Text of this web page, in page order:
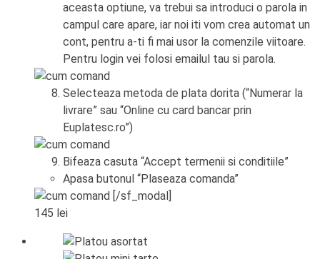
aceasta optiune, va trebui sa introduci o parola in
campul care apare, iar noi iti vom crea automat un
cont, pentru a-ti fi mai usor la comenzile viitoare.
Pentru login vei folosi emailul tau si parola.
Selecteaza metoda de plata dorita (“Numerar la
livrare” sau “Online cu card bancar prin
Euplatesc.ro”)
Bifeaza casuta “Accept termenii si conditiile”
Apasa butonul “Plaseaza comanda”
[/sf_modal]
145 lei